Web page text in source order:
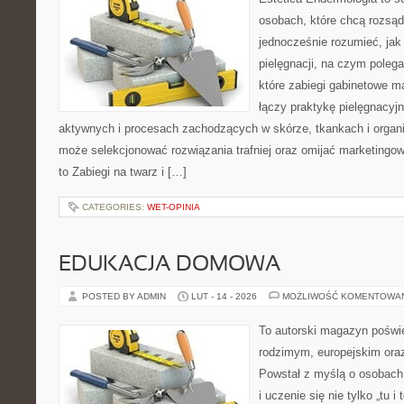
osobach, które chcą
jednocześnie rozumieć, jak
pielęgnacji, na czym
które zabiegi gabinetowe
łączy praktykę
aktywnych i procesach zachodzących w skórze, tkankach i
może selekcjonować rozwiązania trafniej oraz omijać
to Zabiegi na twarz i […]
CATEGORIES: WET-OPINIA
EDUKACJA DOMOWA
POSTED BY ADMIN LUT - 14 - 2026 MOŻLIWOŚĆ
To autorski magazyn
rodzimym, europejskim
Powstał z myślą o
i uczenie się nie tylko „tu i